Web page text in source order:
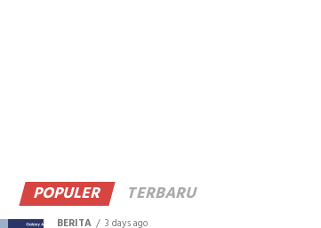
POPULER TERBARU
BERITA 3 days ago